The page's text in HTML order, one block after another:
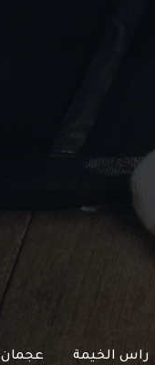
راس الخيمة عجمان